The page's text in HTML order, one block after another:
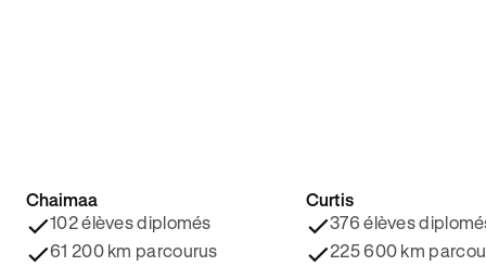
4.8/5 ⭐️
Chaimaa
102 élèves diplomés
61 200 km parcourus
4.9/5 ⭐️
Curtis
376 élèves
225 600 km